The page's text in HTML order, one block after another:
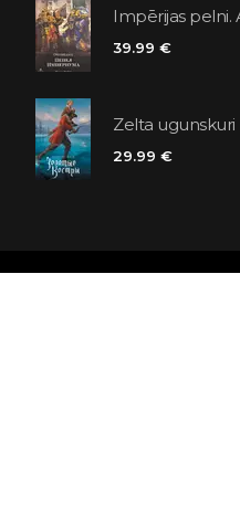
Impērijas pelni.
39.99 €
Zelta ugunskuri
29.99 €